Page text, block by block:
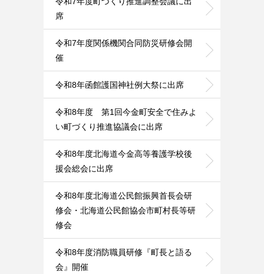
席
令和7年度関係機関合同防災研修会開
催
令和8年函館護国神社例大祭に出席
令和8年度 第1回今金町安全で住みよ
い町づくり推進協議会に出席
令和8年度北海道今金高等養護学校後
援会総会に出席
令和8年度北海道公民館振興首長会研
修会・北海道公民館協会市町村長等研
修会
令和8年度消防職員研修『町長と語る
会』開催